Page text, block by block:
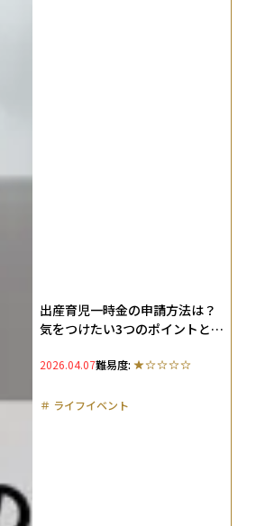
出産育児一時金の申請方法は？
気をつけたい3つのポイントと育
2026.04.07難易度:
＃ ライフイベント